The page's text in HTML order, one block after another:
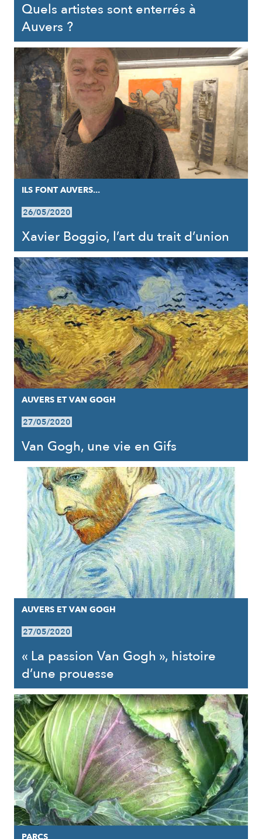
Quels artistes sont enterrés à
Auvers ?
ILS FONT AUVERS...
26/05/2020
Xavier Boggio, l’art du trait d’union
AUVERS ET VAN GOGH
27/05/2020
Van Gogh, une vie en Gifs
AUVERS ET VAN GOGH
27/05/2020
« La passion Van Gogh », histoire
d’une prouesse